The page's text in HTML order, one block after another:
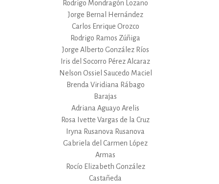
Rodrigo Mondragón Lozano
Jorge Bernal Hernández
Carlos Enrique Orozco
Rodrigo Ramos Zúñiga
Jorge Alberto González Ríos
Iris del Socorro Pérez Alcaraz
Nelson Ossiel Saucedo Maciel
Brenda Viridiana Rábago
Barajas
Adriana Aguayo Arelis
Rosa Ivette Vargas de la Cruz
Iryna Rusanova Rusanova
Gabriela del Carmen López
Armas
Rocío Elizabeth González
Castañeda